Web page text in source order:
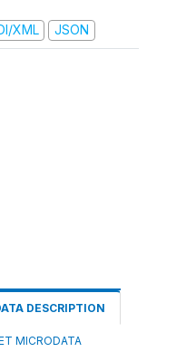
XML JSON
DESCRIPTION
MICRODATA